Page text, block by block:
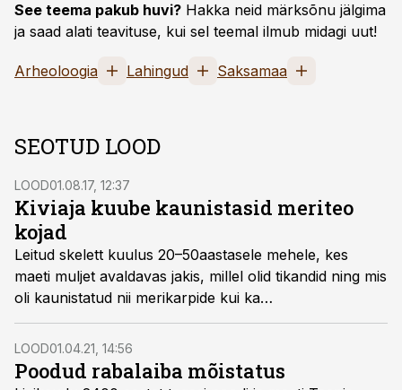
See teema pakub huvi? Hakka neid märksõnu jälgima
ja saad alati teavituse, kui sel teemal ilmub midagi uut!
Arheoloogia Lahingud Saksamaa
SEOTUD LOOD
LOOD01.08.17, 12:37
Kiviaja kuube kaunistasid meriteo
kojad
Leitud skelett kuulus 20–50aastasele mehele, kes
maeti muljet avaldavas jakis, millel olid tikandid ning mis
oli kaunistatud nii merikarpide kui ka
loomahammastega.
LOOD01.04.21, 14:56
Poodud rabalaiba mõistatus